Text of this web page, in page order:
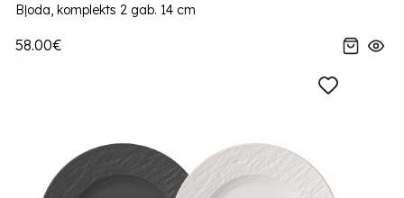
Bļoda, komplekts 2 gab. 14 cm
58.00€